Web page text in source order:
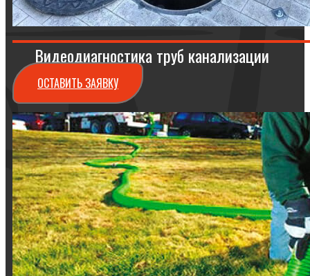
Видеодиагностика труб канализации
ОСТАВИТЬ ЗАЯВКУ